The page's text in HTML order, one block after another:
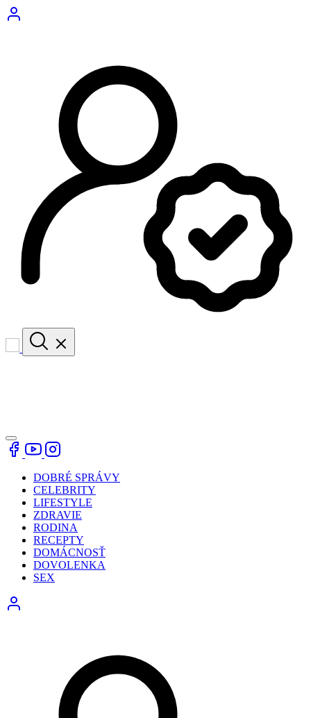
DOBRÉ SPRÁVY
CELEBRITY
LIFESTYLE
ZDRAVIE
RODINA
RECEPTY
DOMÁCNOSŤ
DOVOLENKA
SEX